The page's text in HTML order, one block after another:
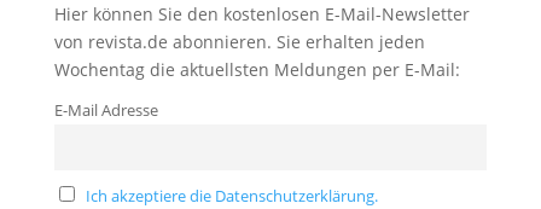
Hier können Sie den kostenlosen E-Mail-Newsletter
von revista.de abonnieren. Sie erhalten jeden
Wochentag die aktuellsten Meldungen per E-Mail:
E-Mail Adresse
Ich akzeptiere die Datenschutzerklärung.